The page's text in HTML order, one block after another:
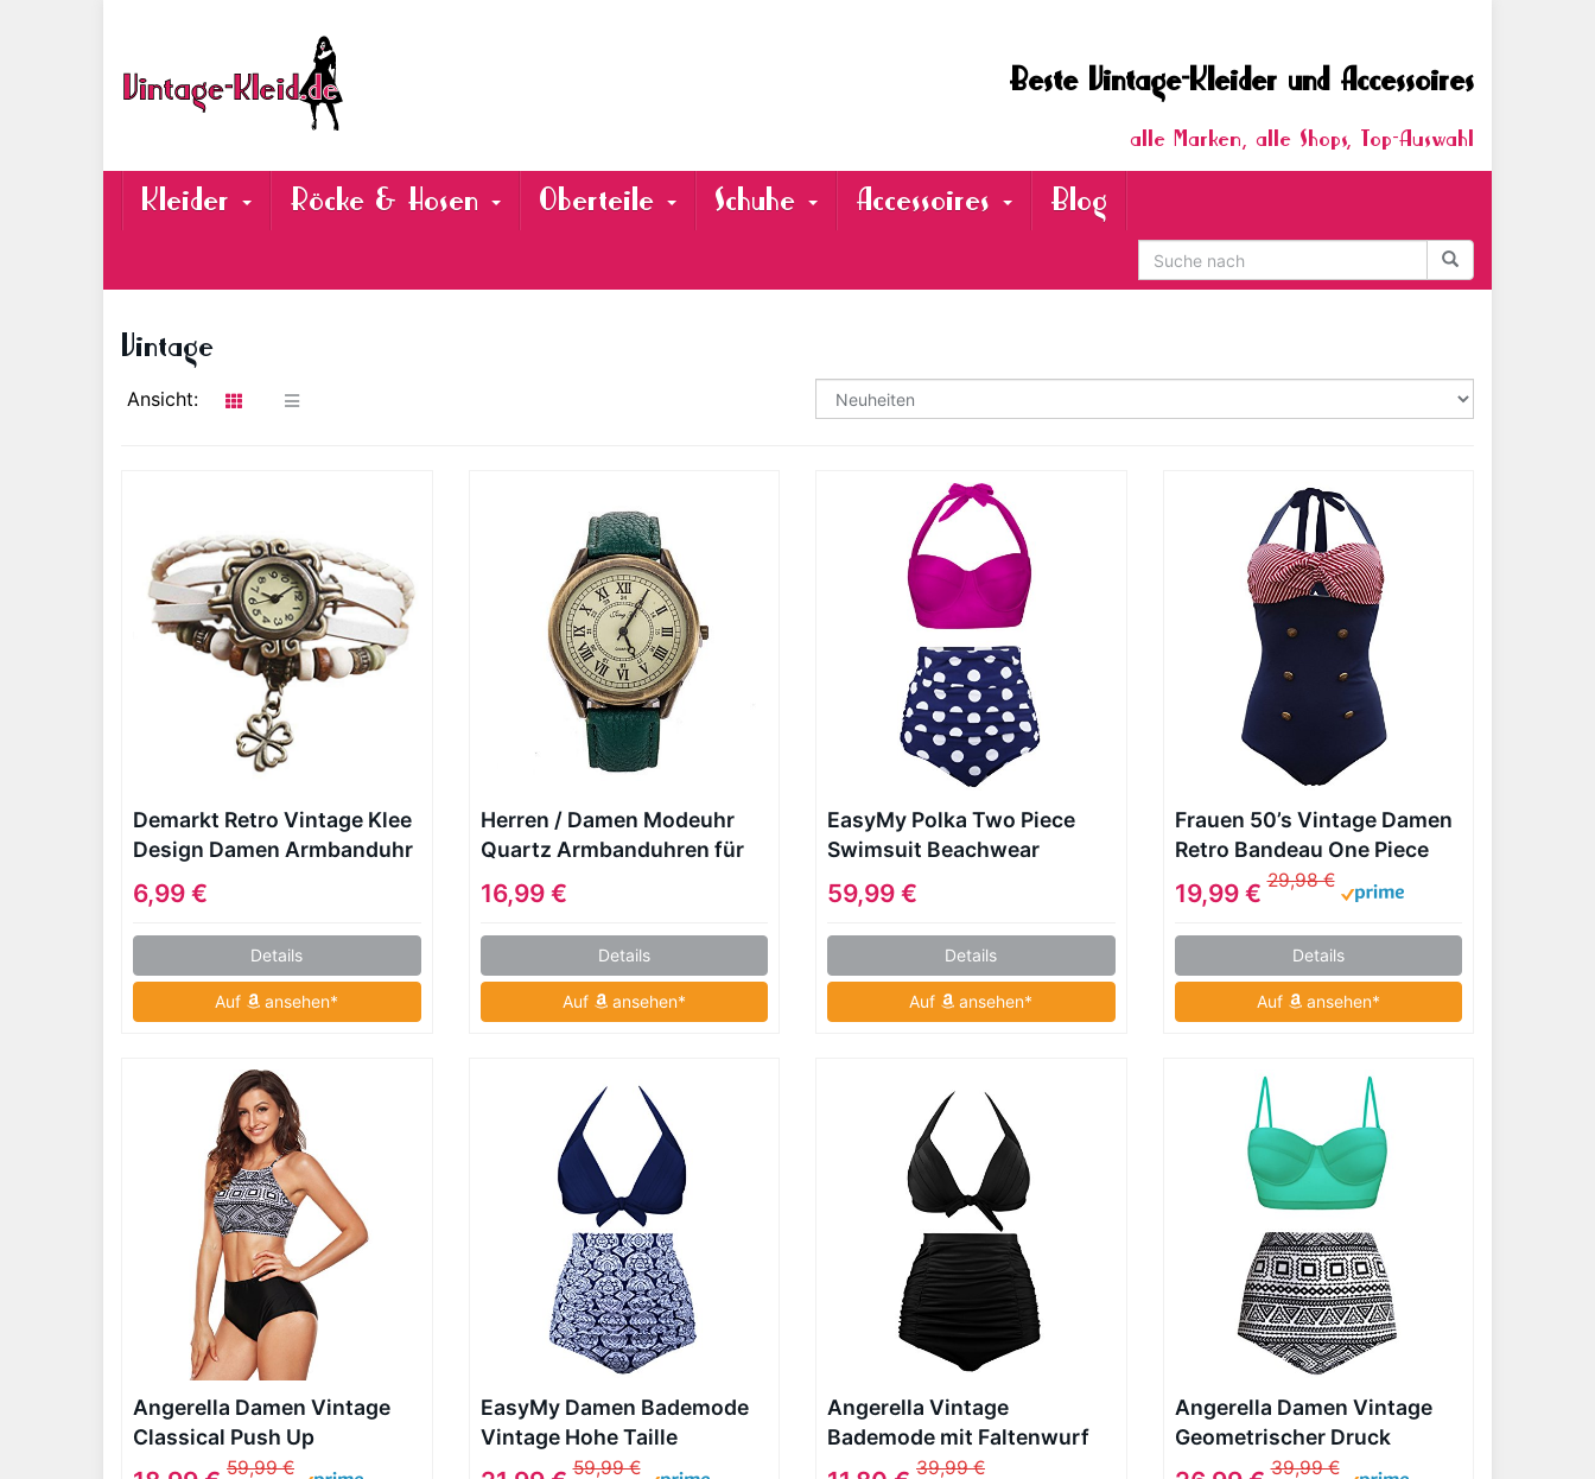
Beste Vintage-Kleider und Accessoires
alle Marken, alle Shops, Top-Auswahl
Kleider Röcke & Hosen Oberteile Schuhe Accessoires Blog
Vintage
Ansicht:
Demarkt Retro Vintage Klee
Design Damen Armbanduhr
Armreif Uhr Anhänger
Spangenuhr Quarzuhren
(Weiß)
6,99 €
Details
Auf ansehen*
Herren / Damen Modeuhr
Quartz Armbanduhren für
den Alltag Leder Band
Vintage Schwarz / Rot /
Braun / Grün Marke
16,99 €
Details
Auf ansehen*
EasyMy Polka Two Piece
Swimsuit Beachwear
Bathing Suits
59,99 €
Details
Auf ansehen*
Frauen 50’s Vintage Damen
Retro Bandeau One Piece
Bademode High Waist Plus
Size Badeanzug Bauchweg,
rot- blau, XXL
19,99 € 29,98 €
Details
Auf ansehen*
Angerella Damen Vintage
Classical Push Up
Badeanzüges Bikini
59,99 €
EasyMy Damen Bademode
Vintage Hohe Taille
Badeanzug59,99 €
Angerella Vintage
Bademode mit Faltenwurf
hohe Taille Bikini Set
39,99 €
Angerella Damen Vintage
Geometrischer Druck
Unterseite Hohe Taille
39,99 €